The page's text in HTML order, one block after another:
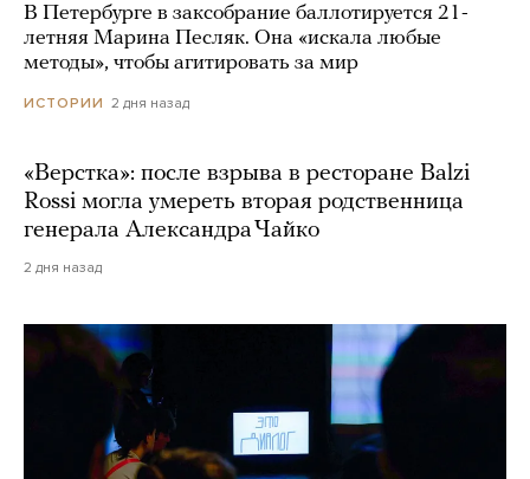
В Петербурге в заксобрание баллотируется 21-
летняя Марина Песляк. Она «искала любые
методы», чтобы агитировать за мир
ИСТОРИИ 2 дня назад
«Верстка»: после взрыва в ресторане Balzi
Rossi могла умереть вторая родственница
генерала Александра Чайко
2 дня назад